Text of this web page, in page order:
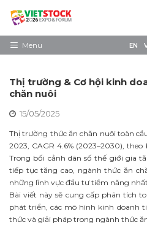
Skip
contentMenu
Về triển lãm
Trưng Bày
Tham Quan
Tin tức
Liên Hệ
EN
Thị trường & Cơ hội kinh
chăn nuôi
15/05/2025
Thị trường thức ăn chăn nuôi toàn
2023, CAGR 4.6% (2023–2030), theo
Trong bối cảnh dân số thế giới gia
tiếp tục tăng cao, ngành thức ăn
những lĩnh vực đầu tư tiềm năng
Bài viết này sẽ cung cấp phân tích
phát triển, các mô hình kinh doanh
thức và giải pháp trong ngành thức